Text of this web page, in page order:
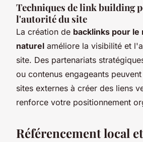
Techniques de link building
l'autorité du site
La création de backlinks pour
naturel améliore la visibilité et
site. Des partenariats
ou contenus engageants
sites externes à créer des liens
renforce votre positionnement
Référencement local